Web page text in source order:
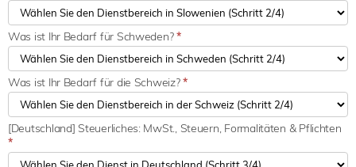
Was ist Ihr Bedarf für Schweden?*
Was ist Ihr Bedarf für die Schweiz?*
[Deutschland] Steuerliches: MwSt., Steuern, Formalitäten & Pflichten
*